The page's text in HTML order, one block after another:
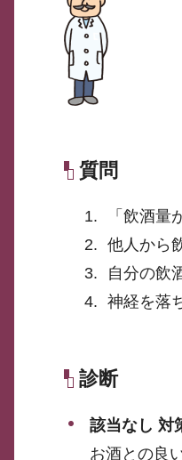
質問
「飲酒量
他人から
自分の飲
神経を落
診断
該当なし 対
お酒との良